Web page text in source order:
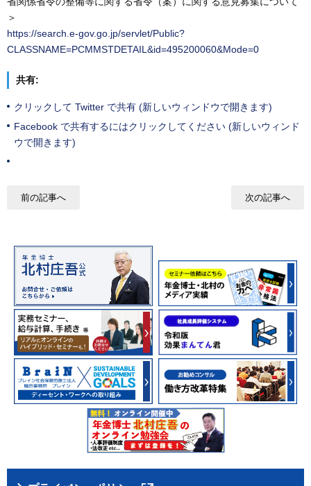
＞
https://search.e-gov.go.jp/servlet/Public?
CLASSNAME=PCMMSTDETAIL&id=495200060&Mode=0
共有:
クリックして Twitter で共有 (新しいウィンドウで開きます)
Facebook で共有するにはクリックしてください (新しいウィンド
ウで開きます)
前の記事へ 次の記事へ